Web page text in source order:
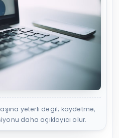
yeterli değil; kaydetme,
daha açıklayıcı olur.